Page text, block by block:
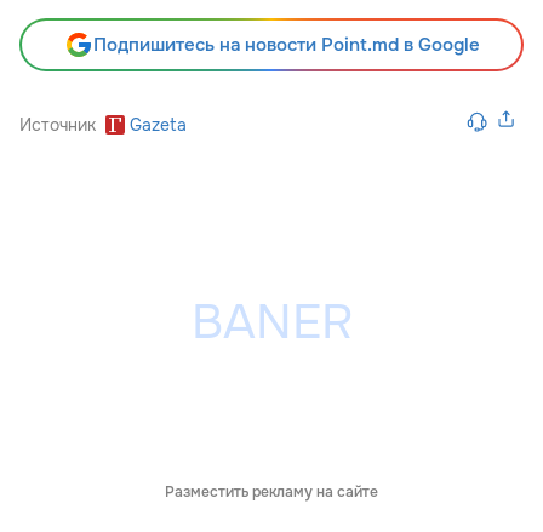
Подпишитесь на новости Point.md в Google
Источник Gazeta
Разместить рекламу на сайте